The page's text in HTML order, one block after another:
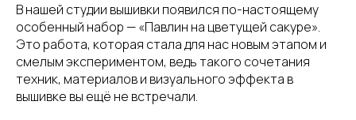
В нашей студии вышивки появился по-настоящему
особенный набор — «Павлин на цветущей сакуре».
Это работа, которая стала для нас новым этапом и
смелым экспериментом, ведь такого сочетания
техник, материалов и визуального эффекта в
вышивке вы ещё не встречали.